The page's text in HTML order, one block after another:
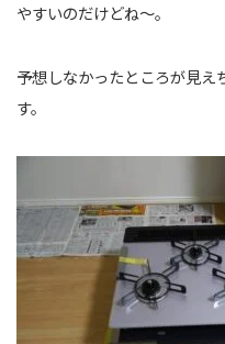
やすいのだけどね～。
予想しなかったところが見え
す。